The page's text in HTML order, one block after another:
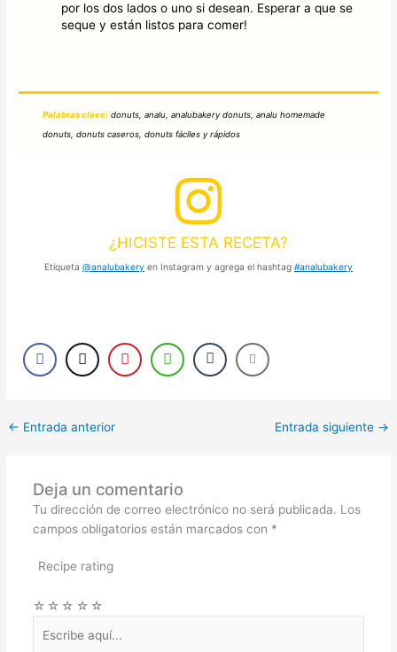
por los dos lados o uno si desean. Esperar a que se
seque y están listos para comer!
Palabras clave: donuts, analu, analubakery donuts, analu homemade
donuts, donuts caseros, donuts fáciles y rápidos
¿HICISTE ESTA RECETA?
Etiqueta @analubakery en Instagram y agrega el hashtag #analubakery
← Entrada anterior Entrada siguiente →
Deja un comentario
Tu dirección de correo electrónico no será publicada. Los
campos obligatorios están marcados con *
Recipe rating
☆
☆
☆
☆
☆
aquí...